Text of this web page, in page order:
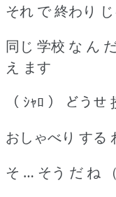
それ で 終わり
同じ 学校 な ん
え ます
（ ｼｬﾛ ） どう
おしゃべり する
そ … そう だ ね